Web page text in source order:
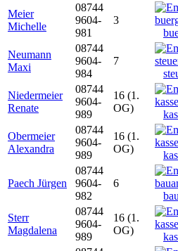
Meier
Michelle
08744
9604-
981
3
Neumann
Maxi
08744
9604-
984
7
Niedermeier
Renate
08744
9604-
989
16 (1.
OG)
Obermeier
Alexandra
08744
9604-
989
16 (1.
OG)
Paech Jürgen
08744
9604-
982
6
Sterr
Magdalena
08744
9604-
989
16 (1.
OG)